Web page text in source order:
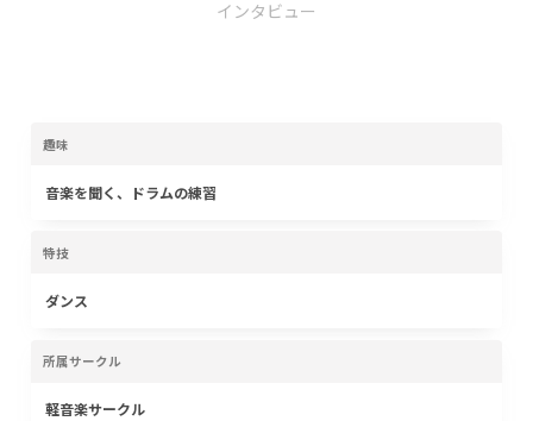
インタビュー
趣味
音楽を聞く、ドラムの練習
特技
ダンス
所属サークル
軽音楽サークル